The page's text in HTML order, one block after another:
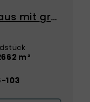
Charmantes Landhaus mit großzügigem Eigentumsgrundstück – viel Platz zum Wohnen, Leben und Entfalten
m²
103